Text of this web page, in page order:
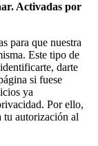
Activadas por
para que nuestra
Este tipo de
darte
si fuese
ya
Por ello,
tu autorización al